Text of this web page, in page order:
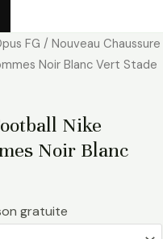
FG / Nouveau Chaussure
Noir Blanc Vert Stade
Nike
Noir Blanc
€.
gratuite